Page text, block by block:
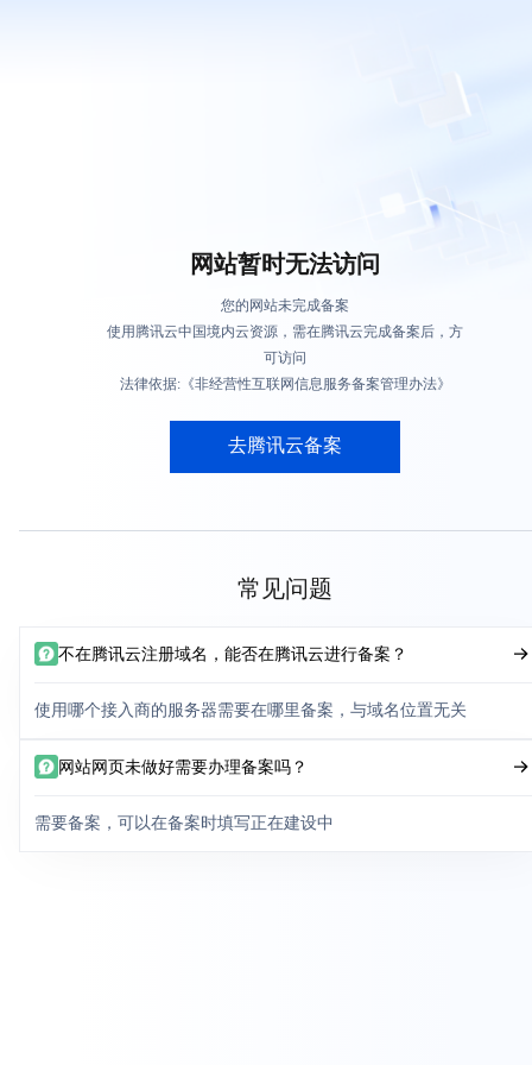
网站暂时无法访问
您的网站未完成备案
使用腾讯云中国境内云资源，需在腾讯云完成备案后，方
可访问
法律依据:《非经营性互联网信息服务备案管理办法》
去腾讯云备案
常见问题
不在腾讯云注册域名，能否在腾讯云进行备案？
使用哪个接入商的服务器需要在哪里备案，与域名位置无关
网站网页未做好需要办理备案吗？
需要备案，可以在备案时填写正在建设中